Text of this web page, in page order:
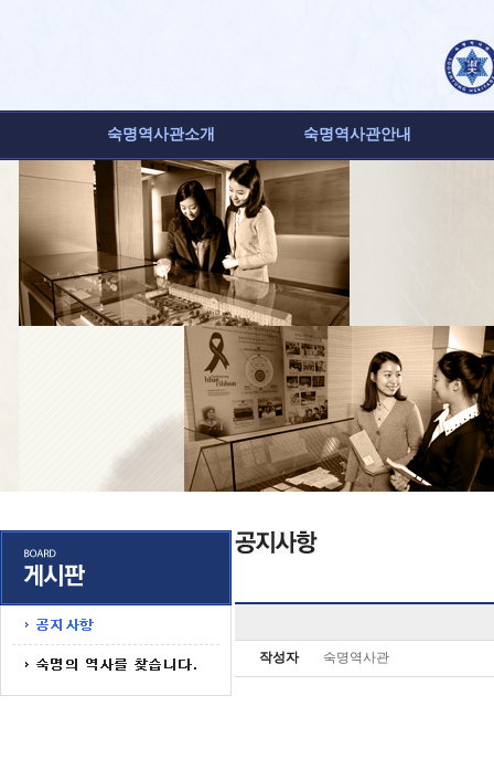
숙명역사관소개 숙명역사관안내
작성자 숙명역사관